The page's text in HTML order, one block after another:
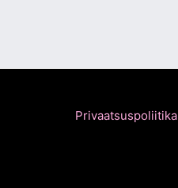
Privaatsuspoliitika